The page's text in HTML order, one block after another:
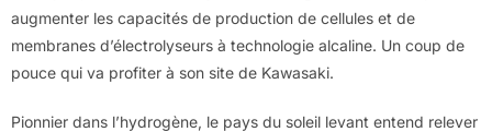
augmenter les capacités de production de cellules et de
membranes d’électrolyseurs à technologie alcaline. Un coup de
pouce qui va profiter à son site de Kawasaki.
Pionnier dans l’hydrogène, le pays du soleil levant entend relever